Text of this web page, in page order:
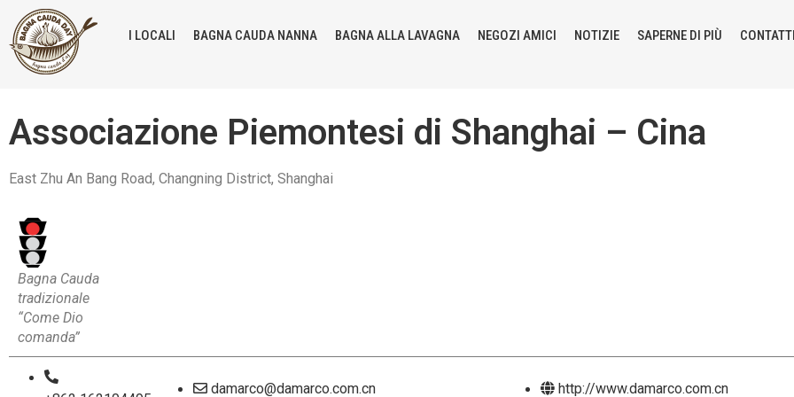
I LOCALI BAGNA CAUDA NANNA BAGNA ALLA LAVAGNA NEGOZI AMICI NOTIZIE SAPERNE DI PIÙ
Associazione Piemontesi di Shanghai – Cina
East Zhu An Bang Road, Changning District, Shanghai
Bagna Cauda
tradizionale
“Come Dio
comanda”
damarco@damarco.com.cn http://www.damarco.com.cn